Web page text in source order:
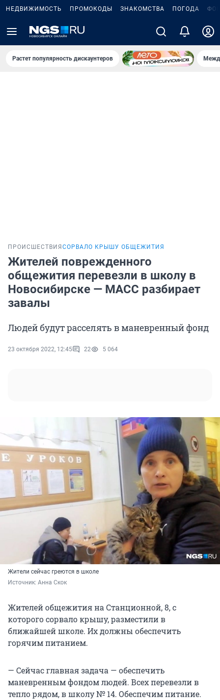
НЕДВИЖИМОСТЬ ПРОМОКОДЫ ЗНАКОМСТВА ПОГОДА
Растет популярность дискаунтеров
ПРОИСШЕСТВИЯ СОРВАЛО КРЫШУ ОБЩЕЖИТИЯ
Жителей поврежденного
общежития перевезли в школу в
Новосибирске — МАСС разбирает
завалы
Людей будут расселять в маневренный фонд
23 октября 2022, 12:45 22 5 064
Жители сейчас греются в школе
Источник: Анна Скок
Жителей общежития на Станционной, 8, с
которого сорвало крышу, разместили в
ближайшей школе. Их должны обеспечить
горячим питанием.
— Сейчас главная задача — обеспечить
маневренным фондом людей. Всех перевезли в
тепло рядом, в школу № 14. Обеспечим питание.